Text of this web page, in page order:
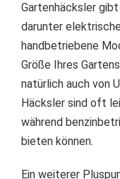
Gartenhäcksler
darunter
handbetriebene
Größe Ihres
natürlich auch von
Häcksler sind oft
während
bieten können.
Ein weiterer